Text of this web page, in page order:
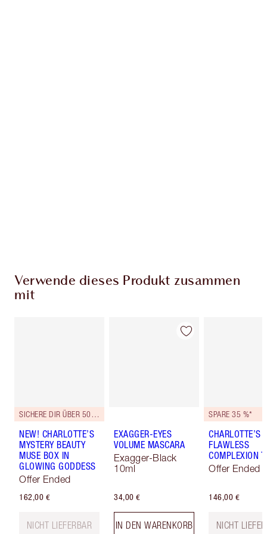
Verwende dieses Produkt zusammen
mit
SICHERE DIR ÜBER 50 % RABATT!*
NEW! CHARLOTTE’S
MYSTERY BEAUTY
MUSE BOX IN
GLOWING GODDESS
Offer Ended
162,00 €
NICHT LIEFERBAR
EXAGGER-EYES
VOLUME MASCARA
Exagger-Black
10ml
34,00 €
IN DEN WARENKORB
SPARE 35 %*
CHARLOTTE’S
FLAWLESS
COMPLEXION
Offer Ended
146,00 €
NICHT